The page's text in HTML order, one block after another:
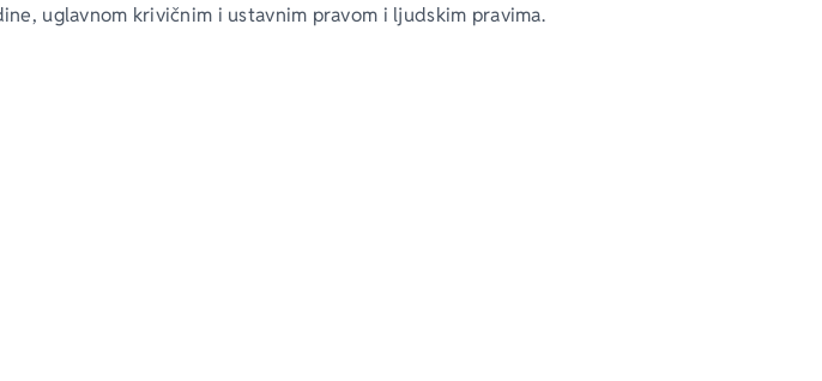
uglavnom krivičnim i ustavnim pravom i ljudskim pravima.